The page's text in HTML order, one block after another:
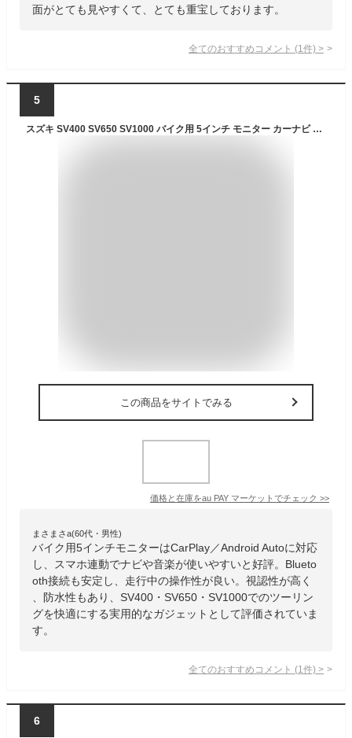
面がとても見やすくて、とても重宝しております。
全てのおすすめコメント (1 件) >
5
スズキ SV400 SV650 SV1000 バイク用 5インチ モニター カーナビ 音楽再生 スマホ連動 Carplay Android Auto対応 Bluetooth
この商品をサイトでみる
価格と在庫をau PAY マーケット でチェック >>
まさまさa(60代・男性)
バイク用5インチモニターはCarPlay／Android Autoに対応
し、スマホ連動でナビや音楽が使いやすいと好評。Blueto
oth接続も安定し、走行中の操作性が良い。視認性が高く
、防水性もあり、SV400・SV650・SV1000でのツーリン
グを快適にする実用的なガジェットとして評価されていま
す。
全てのおすすめコメント (1 件) >
6